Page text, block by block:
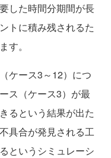
した時間分期間が長
トに積み残されるた
す。
ケース3～12）につ
ス（ケース3）が最
るという結果が出た
具合が発見される工
というシミュレーシ